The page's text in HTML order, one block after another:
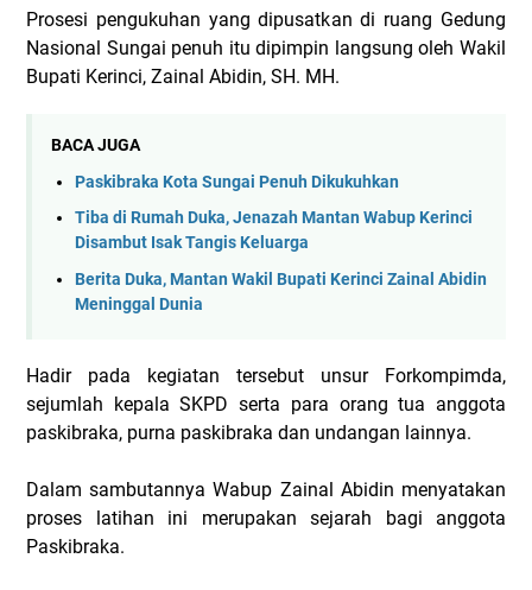
Prosesi pengukuhan yang dipusatkan di ruang Gedung
Nasional Sungai penuh itu dipimpin langsung oleh Wakil
Bupati Kerinci, Zainal Abidin, SH. MH.
BACA JUGA
Paskibraka Kota Sungai Penuh Dikukuhkan
Tiba di Rumah Duka, Jenazah Mantan Wabup Kerinci
Disambut Isak Tangis Keluarga
Berita Duka, Mantan Wakil Bupati Kerinci Zainal Abidin
Meninggal Dunia
Hadir pada kegiatan tersebut unsur Forkompimda,
sejumlah kepala SKPD serta para orang tua anggota
paskibraka, purna paskibraka dan undangan lainnya.
Dalam sambutannya Wabup Zainal Abidin menyatakan
proses latihan ini merupakan sejarah bagi anggota
Paskibraka.